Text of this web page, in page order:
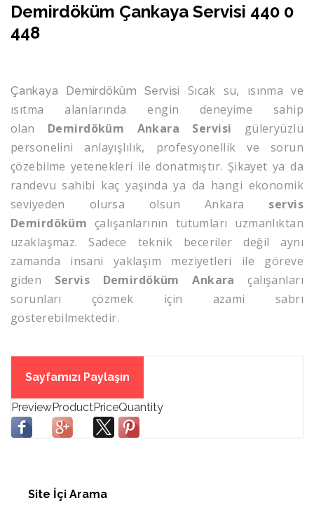
Demirdöküm Çankaya Servisi 440 0
448
Çankaya Demirdöküm Servisi Sıcak su, ısınma ve
ısıtma alanlarında engin deneyime sahip
olan Demirdöküm Ankara Servisi güleryüzlü
personelini anlayışlılık, profesyonellik ve sorun
çözebilme yetenekleri ile donatmıştır. Şikayet ya da
randevu sahibi kaç yaşında ya da hangi ekonomik
seviyeden olursa olsun Ankara servis
Demirdöküm çalışanlarının tutumları uzmanlıktan
uzaklaşmaz. Sadece teknik beceriler değil aynı
zamanda insani yaklaşım meziyetleri ile göreve
giden Servis Demirdöküm Ankaraçalışanları
sorunları çözmek için azami sabrı
gösterebilmektedir.
Sayfamızı Paylaşın
Site İçi Arama